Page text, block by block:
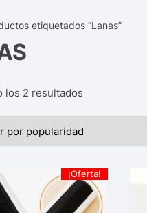
etiquetados “Lanas”
los 2 resultados
¡Oferta!